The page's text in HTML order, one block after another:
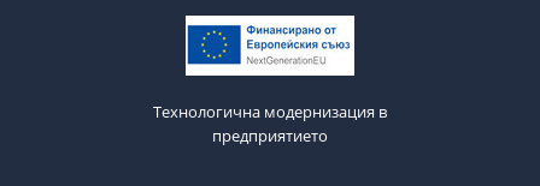
Технологична модернизация в
предприятието